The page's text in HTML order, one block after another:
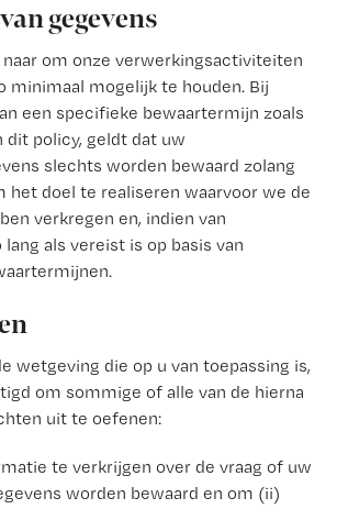
gegevens
om onze verwerkingsactiviteiten
minimaal mogelijk te houden. Bij
een specifieke bewaartermijn zoals
dit policy, geldt dat uw
slechts worden bewaard zolang
het doel te realiseren waarvoor we de
verkregen en, indien van
lang als vereist is op basis van
wetgeving die op u van toepassing is,
om sommige of alle van de hierna
uit te oefenen:
te verkrijgen over de vraag of uw
worden bewaard en om (ii)